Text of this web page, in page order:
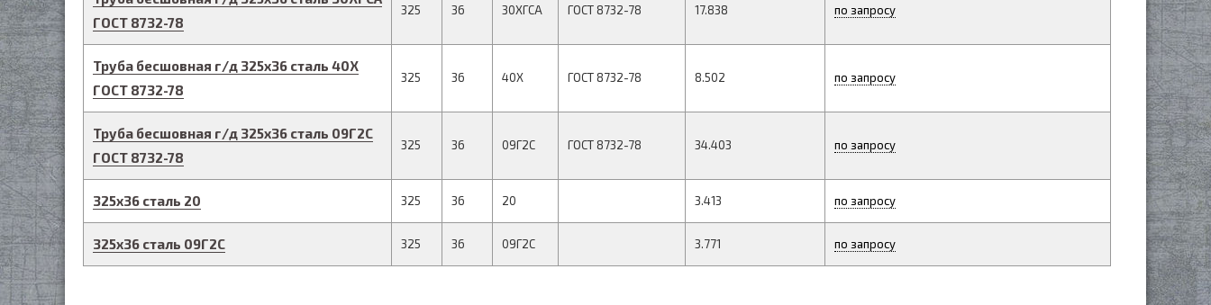
ГОСТ 8732-78
325 36 30ХГСА ГОСТ 8732-78 17.838 по запросу
Труба бесшовная г/д 325х36 сталь 40Х
ГОСТ 8732-78
325 36 40Х ГОСТ 8732-78 8.502 по запросу
Труба бесшовная г/д 325х36 сталь 09Г2С
ГОСТ 8732-78
325 36 09Г2С ГОСТ 8732-78 34.403 по запросу
325х36 сталь 20 325 36 20 3.413 по запросу
325х36 сталь 09Г2С 325 36 09Г2С 3.771 по запросу